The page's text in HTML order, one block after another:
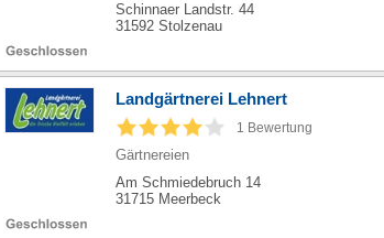
Schinnaer Landstr. 44
31592 Stolzenau
Landgärtnerei Lehnert
1 Bewertung
Gärtnereien
Am Schmiedebruch 14
31715 Meerbeck